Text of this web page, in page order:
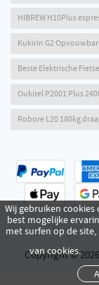
Wij gebruiken
best mogelijke
met surfen op de
van cookies.
HIBREW H10Plus
Kukirin G2
Beste Elektrische
Oukitel P2001 Plus
Robore L20 180kg
Copyright ©